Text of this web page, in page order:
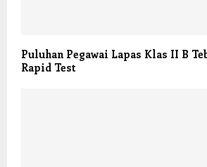
Puluhan Pegawai Lapas Klas II B
Rapid Test